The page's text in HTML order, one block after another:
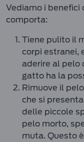
Vediamo i benefici
comporta:
Tiene pulito il
corpi estranei,
aderire al pelo
gatto ha la
Rimuove il
che si
delle piccole
pelo morto,
muta. Questo